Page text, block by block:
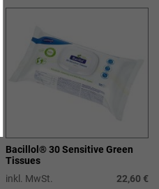
Bacillol® 30 Sensitive Green
Tissues
inkl. MwSt.
22,60 €